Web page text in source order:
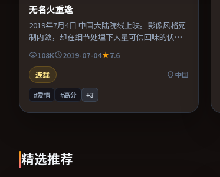
无名火重逢
2019年7月4日 中国大陆院线上映。影像风格克
制内敛，却在细节处埋下大量可供回味的伏
笔。配乐与声场设计突出环境质感，使观众更
易沉浸其中。推荐给偏爱群像戏与命运母题的
影迷。
108K 2019-07-04
7.6
连载
中国
#爱情 #高分 +3
精选推荐